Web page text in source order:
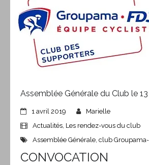
Assemblée Générale du Club le
1 avril 2019
Marielle
Actualités Les rendez-vous du club
Assemblée Générale club
CONVOCATION